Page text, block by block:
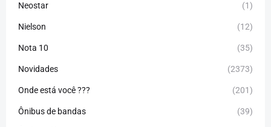
Neostar (1)
Nielson (12)
Nota 10 (35)
Novidades (2373)
Onde está você ??? (201)
Ônibus de bandas (39)